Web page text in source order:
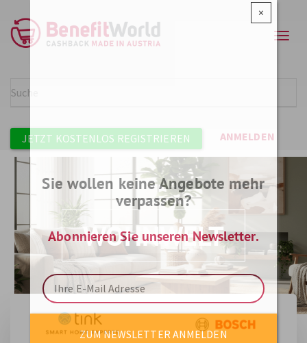
zum
Inhalt
Suche
Benutzermenü
JETZT KOSTENLOS REGISTRIEREN ANMELDEN
WOHNWELT
×
Sie wollen keine Angebote mehr
verpassen?
Abonnieren Sie unseren Newsletter.
ZUM NEWSLETTER ANMELDEN